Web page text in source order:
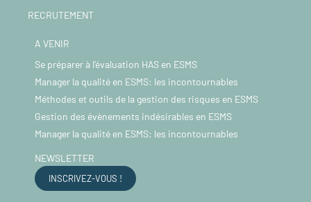
RECRUTEMENT
A VENIR
Se préparer à l’évaluation HAS en ESMS
Manager la qualité en ESMS: les incontournables
Méthodes et outils de la gestion des risques en ESMS
Gestion des évènements indésirables en ESMS
Manager la qualité en ESMS: les incontournables
NEWSLETTER
INSCRIVEZ-VOUS !